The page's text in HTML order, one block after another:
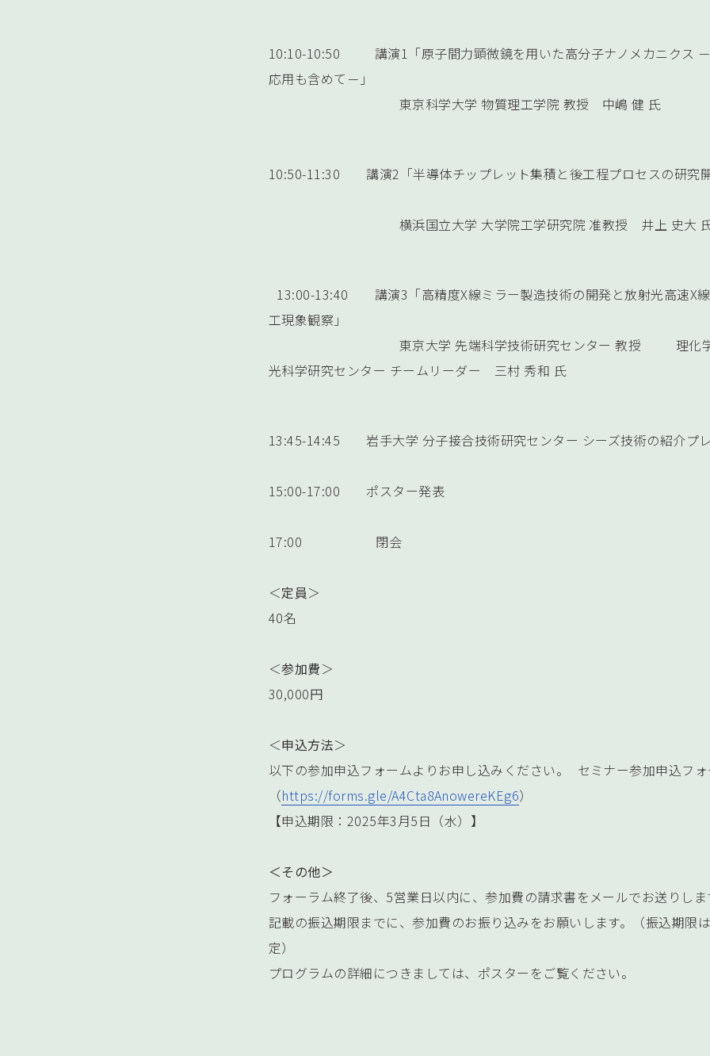
10:10-10:50 講演1「原子間力顕微鏡を用いた高分子ナノメカニクス
応用も含めて－」
東京科学大学 物質理工学院 教授 中嶋 健 氏
10:50-11:30 講演2「半導体チップレット集積と後工程プロセスの研究
横浜国立大学 大学院工学研究院 准教授 井上 史大
13:00-13:40 講演3「高精度X線ミラー製造技術の開発と放射光高速X
工現象観察」
東京大学 先端科学技術研究センター 教授 理化学研
光科学研究センター チームリーダー 三村 秀和 氏
13:45-14:45 岩手大学 分子接合技術研究センター シーズ技術の紹介プ
15:00-17:00 ポスター発表
17:00 閉会
＜定員＞
40名
＜参加費＞
30,000円
＜申込方法＞
以下の参加申込フォームよりお申し込みください。 セミナー参加申込フ
（https://forms.gle/A4Cta8AnowereKEg6）
【申込期限：2025年3月5日（水）】
＜その他＞
フォーラム終了後、5営業日以内に、参加費の請求書をメールでお送りし
記載の振込期限までに、参加費のお振り込みをお願いします。（振込期限
定）
プログラムの詳細につきましては、ポスターをご覧ください。